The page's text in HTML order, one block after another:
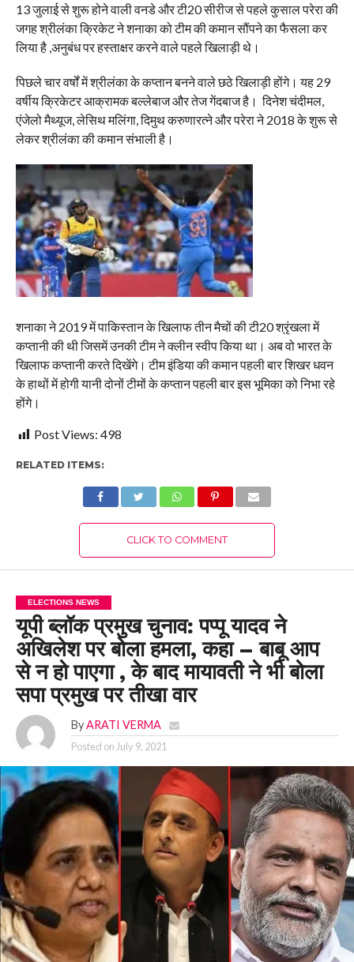
13 जुलाई से शुरू होने वाली वनडे और टी20 सीरीज से पहले कुसाल परेरा की
जगह श्रीलंका क्रिकेट ने शनाका को टीम की कमान सौंपने का फैसला कर
लिया है ,अनुबंध पर हस्ताक्षर करने वाले पहले खिलाड़ी थे।
पिछले चार वर्षों में श्रीलंका के कप्तान बनने वाले छठे खिलाड़ी होंगे। यह 29
वर्षीय क्रिकेटर आक्रामक बल्लेबाज और तेज गेंदबाज है। दिनेश चंदीमल,
एंजेलो मैथ्यूज, लेसिथ मलिंगा, दिमुथ करुणारत्ने और परेरा ने 2018 के शुरू से
लेकर श्रीलंका की कमान संभाली है।
शनाका ने 2019 में पाकिस्तान के खिलाफ तीन मैचों की टी20 श्रृंखला में
कप्तानी की थी जिसमें उनकी टीम ने क्लीन स्वीप किया था। अब वो भारत के
खिलाफ कप्तानी करते दिखेंगे। टीम इंडिया की कमान पहली बार शिखर धवन
के हाथों में होगी यानी दोनों टीमों के कप्तान पहली बार इस भूमिका को निभा रहे
होंगे।
Post Views: 498
RELATED ITEMS:
CLICK TO COMMENT
ELECTIONS NEWS
यूपी ब्लॉक प्रमुख चुनाव: पप्पू यादव ने
अखिलेश पर बोला हमला, कहा – बाबू आप
से न हो पाएगा , के बाद मायावती ने भी बोला
सपा प्रमुख पर तीखा वार
By ARATI VERMA
Posted on July 9, 2021